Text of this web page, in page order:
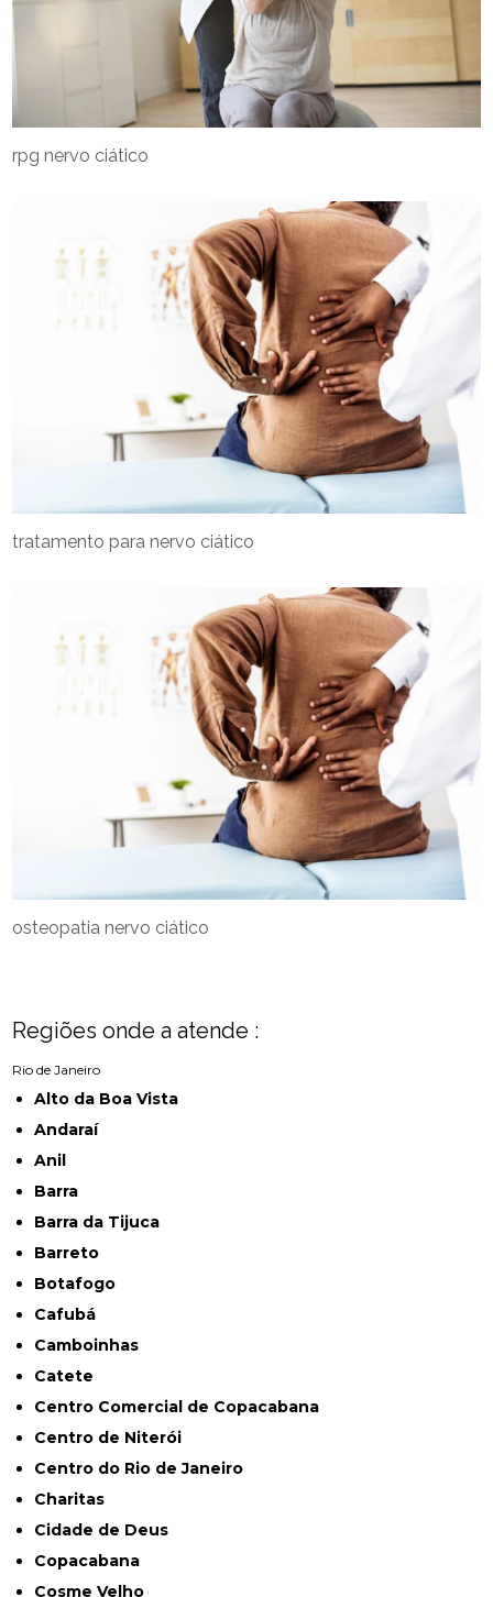
osteopatia nervo ciático
tratamento para nervo ciático
rpg nervo ciático
Regiões onde a atende :
Rio de Janeiro
Alto da Boa Vista
Andaraí
Anil
Barra
Barra da Tijuca
Barreto
Botafogo
Cafubá
Camboinhas
Catete
Centro Comercial de Copacabana
Centro de Niterói
Centro do Rio de Janeiro
Charitas
Cidade de Deus
Copacabana
Cosme Velho